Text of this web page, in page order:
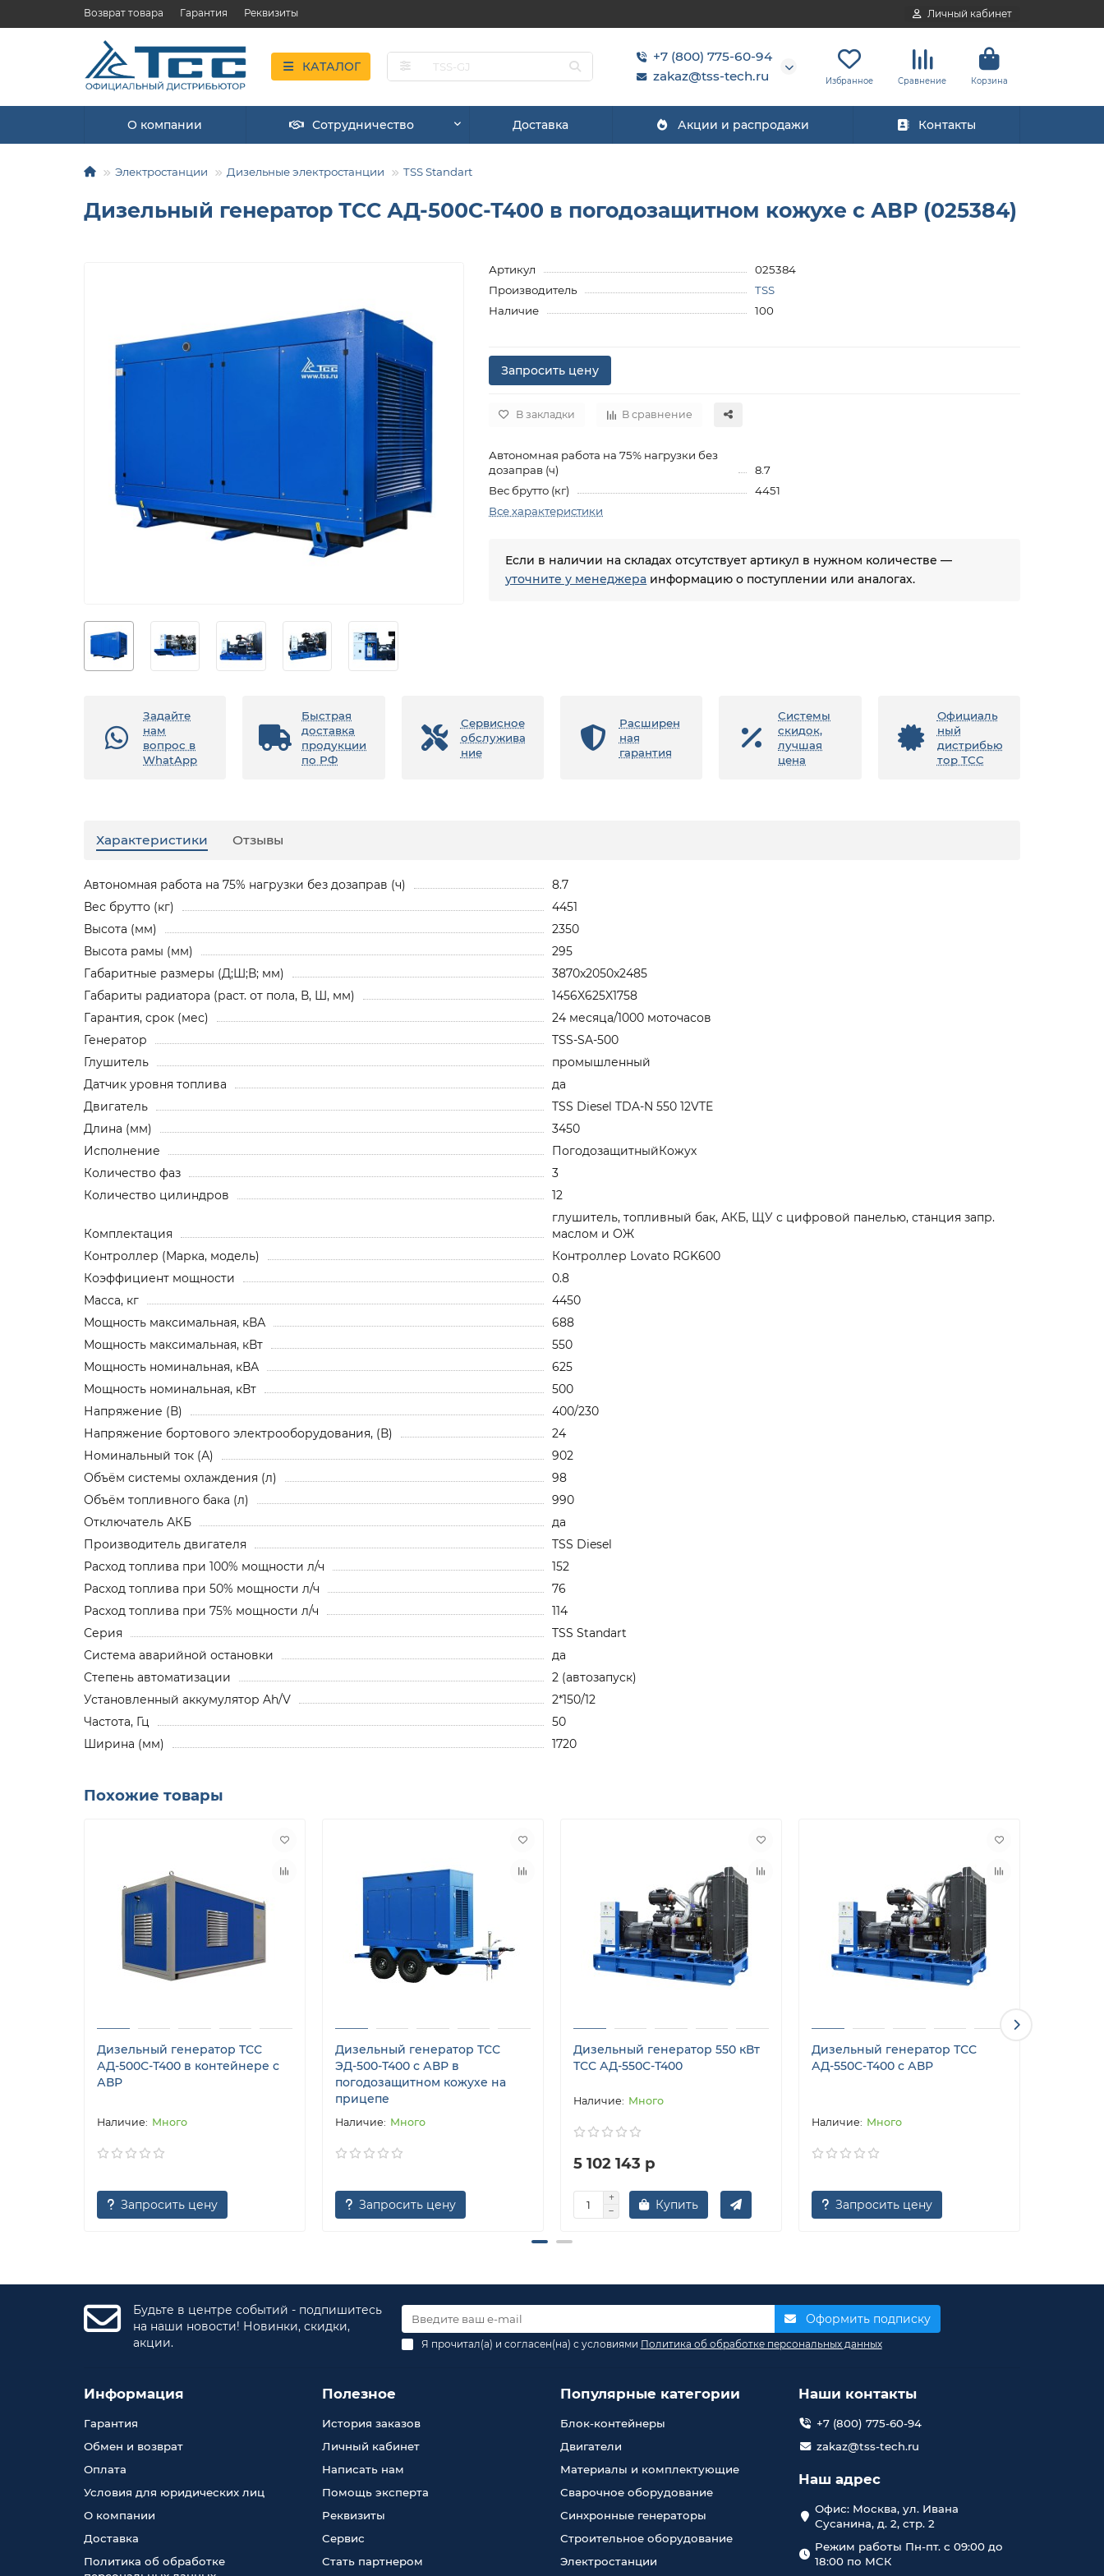
Возврат товара Гарантия Реквизиты Личный кабинет
КАТАЛОГ
+7 (800) 775-60-94
zakaz@tss-tech.ru
Избранное Сравнение Корзина
О компании Сотрудничество Доставка Акции и распродажи Контакты
Электростанции Дизельные электростанции TSS Standart
Дизельный генератор ТСС АД-500С-Т400 в погодозащитном кожухе с АВР (025384)
Артикул
025384
Производитель
TSS
Наличие
100
Запросить цену
В закладки В сравнение
Автономная работа на 75% нагрузки без
дозаправ (ч)
8.7
Вес брутто (кг)
4451
Все характеристики
Если в наличии на складах отсутствует артикул в нужном количестве —
уточните у менеджера информацию о поступлении или аналогах.
Задайте
нам
вопрос в
WhatApp
Быстрая
доставка
продукции
по РФ
Сервисное
обслужива
ние
Расширен
ная
гарантия
Системы
скидок,
лучшая
цена
Официаль
ный
дистрибью
тор ТСС
Характеристики Отзывы
Автономная работа на 75% нагрузки без дозаправ (ч)
8.7
Вес брутто (кг)
4451
Высота (мм)
2350
Высота рамы (мм)
295
Габаритные размеры (Д;Ш;В; мм)
3870x2050x2485
Габариты радиатора (раст. от пола, В, Ш, мм)
1456X625X1758
Гарантия, срок (мес)
24 месяца/1000 моточасов
Генератор
TSS-SA-500
Глушитель
промышленный
Датчик уровня топлива
да
Двигатель
TSS Diesel TDA-N 550 12VTE
Длина (мм)
3450
Исполнение
ПогодозащитныйКожух
Количество фаз
3
Количество цилиндров
12
Комплектация
глушитель, топливный бак, АКБ, ЩУ с цифровой панелью, станция запр.
маслом и ОЖ
Контроллер (Марка, модель)
Контроллер Lovato RGK600
Коэффициент мощности
0.8
Масса, кг
4450
Мощность максимальная, кВА
688
Мощность максимальная, кВт
550
Мощность номинальная, кВА
625
Мощность номинальная, кВт
500
Напряжение (В)
400/230
Напряжение бортового электрооборудования, (В)
24
Номинальный ток (А)
902
Объём системы охлаждения (л)
98
Объём топливного бака (л)
990
Отключатель АКБ
да
Производитель двигателя
TSS Diesel
Расход топлива при 100% мощности л/ч
152
Расход топлива при 50% мощности л/ч
76
Расход топлива при 75% мощности л/ч
114
Серия
TSS Standart
Система аварийной остановки
да
Степень автоматизации
2 (автозапуск)
Установленный аккумулятор Ah/V
2*150/12
Частота, Гц
50
Ширина (мм)
1720
Похожие товары
Дизельный генератор ТСС
АД-500С-Т400 в контейнере с
АВР
Много
Запросить цену
Дизельный генератор ТСС
ЭД-500-Т400 с АВР в
погодозащитном кожухе на
прицепе
Много
Запросить цену
Дизельный генератор 550 кВт
ТСС АД-550С-Т400
Много
5 102 143 р
Купить
Дизельный генератор ТСС
АД-550С-Т400 с АВР
Много
Запросить цену
Будьте в центре событий - подпишитесь
на наши новости! Новинки, скидки,
акции.
Оформить подписку
Я прочитал(а) и согласен(на) с условиями Политика об обработке персональных данных
Информация
Гарантия
Обмен и возврат
Оплата
Условия для юридических лиц
О компании
Доставка
Политика об обработке
Полезное
История заказов
Личный кабинет
Написать нам
Помощь эксперта
Реквизиты
Сервис
Стать партнером
Популярные категории
Блок-контейнеры
Двигатели
Материалы и комплектующие
Сварочное оборудование
Синхронные генераторы
Строительное оборудование
Электростанции
Наши контакты
+7 (800) 775-60-94
zakaz@tss-tech.ru
Наш адрес
Офис: Москва, ул. Ивана
Сусанина, д. 2, стр. 2
Режим работы Пн-пт. с 09:00 до
18:00 по МСК